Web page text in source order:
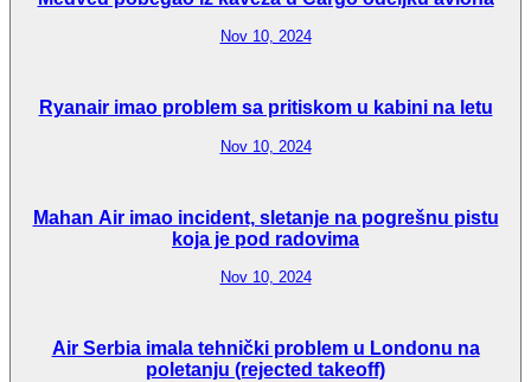
Nov 10, 2024
Ryanair imao problem sa pritiskom u kabini na letu
Nov 10, 2024
Mahan Air imao incident, sletanje na pogrešnu pistu
koja je pod radovima
Nov 10, 2024
Air Serbia imala tehnički problem u Londonu na
poletanju (rejected takeoff)